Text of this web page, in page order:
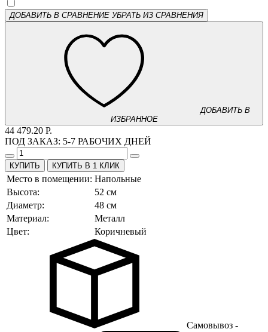
ДОБАВИТЬ В СРАВНЕНИЕ УБРАТЬ ИЗ СРАВНЕНИЯ
ДОБАВИТЬ В
ИЗБРАННОЕ
44 479.20 Р.
ПОД ЗАКАЗ: 5-7 РАБОЧИХ ДНЕЙ
КУПИТЬ В 1 КЛИК
Место в помещении: Напольные
Высота:
52 см
Диаметр:
48 см
Материал:
Металл
Цвет:
Коричневый
Самовывоз -